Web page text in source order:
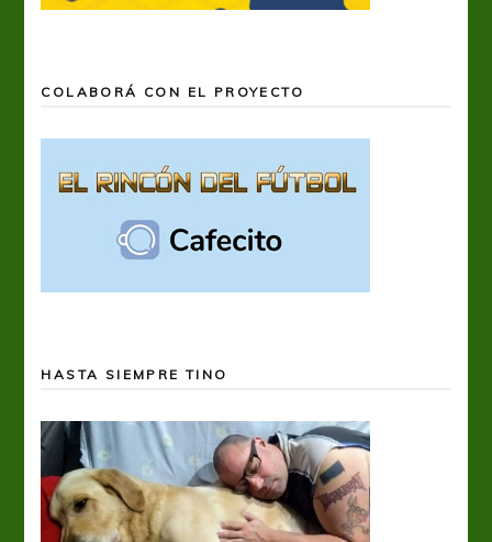
COLABORÁ CON EL PROYECTO
HASTA SIEMPRE TINO